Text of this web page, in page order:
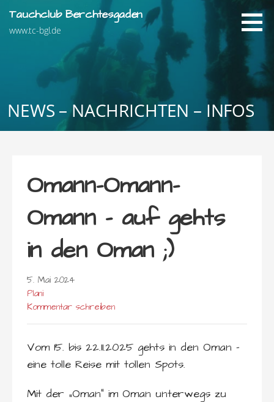
Inhalt
springen
Tauchclub Berchtesgaden
www.tc-bgl.de
NEWS – NACHRICHTEN – INFOS
Omann-Omann-
Omann – auf gehts
in den Oman ;)
5. Mai 2024
Plani
Kommentar schreiben
Vom 15. bis 22.11.2025 gehts in den Oman –
eine tolle Reise mit tollen Spots.
Mit der „Oman“ im Oman unterwegs zu